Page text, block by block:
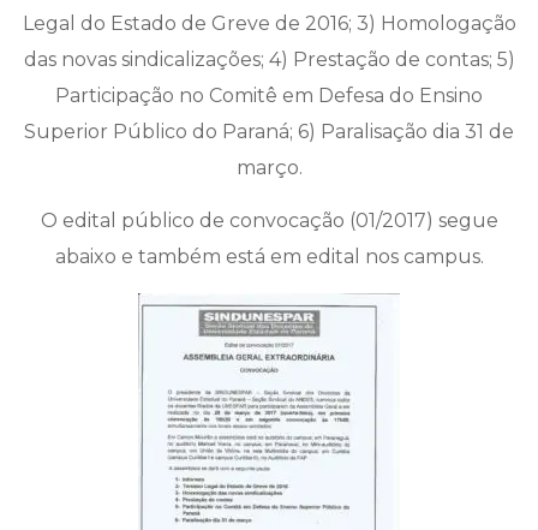
Legal do Estado de Greve de 2016; 3) Homologação
das novas sindicalizações; 4) Prestação de contas; 5)
Participação no Comitê em Defesa do Ensino
Superior Público do Paraná; 6) Paralisação dia 31 de
março.
O edital público de convocação (01/2017) segue
abaixo e também está em edital nos campus.